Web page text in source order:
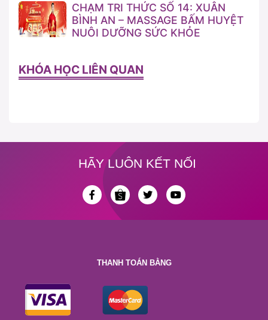
CHẠM TRI THỨC SỐ 14: XUÂN
BÌNH AN – MASSAGE BẤM HUYỆT
NUÔI DƯỠNG SỨC KHỎE
KHÓA HỌC LIÊN QUAN
HÃY LUÔN KẾT NỐI
THANH TOÁN BẰNG